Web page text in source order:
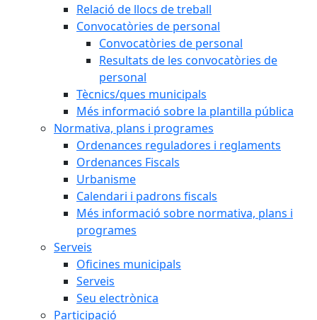
Relació de llocs de treball
Convocatòries de personal
Convocatòries de personal
Resultats de les convocatòries de
personal
Tècnics/ques municipals
Més informació sobre la plantilla pública
Normativa, plans i programes
Ordenances reguladores i reglaments
Ordenances Fiscals
Urbanisme
Calendari i padrons fiscals
Més informació sobre normativa, plans i
programes
Serveis
Oficines municipals
Serveis
Seu electrònica
Participació